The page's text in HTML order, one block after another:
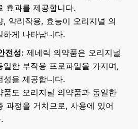
효과를 제공합니다.
, 약리작용, 효능이 오리지널 의
하게 나타납니다.
전성: 제네릭 의약품은 오리지널
일한 부작용 프로파일을 가지며,
성을 제공합니다.
품도 오리지널 의약품과 동일한
과정을 거치므로, 사용에 있어